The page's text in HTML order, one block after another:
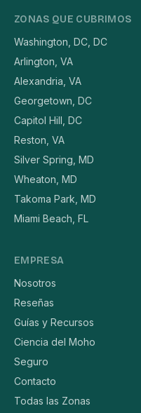
ZONAS QUE CUBRIMOS
Washington, DC, DC
Arlington, VA
Alexandria, VA
Georgetown, DC
Capitol Hill, DC
Reston, VA
Silver Spring, MD
Wheaton, MD
Takoma Park, MD
Miami Beach, FL
EMPRESA
Nosotros
Reseñas
Guías y Recursos
Ciencia del Moho
Seguro
Contacto
Todas las Zonas